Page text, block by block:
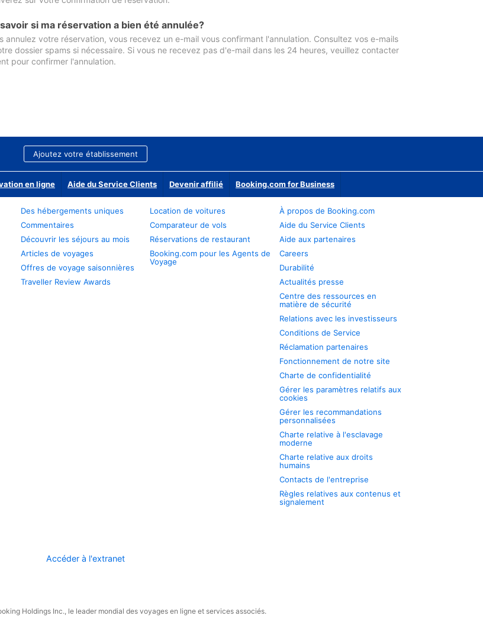
si ma réservation a bien été annulée?
annulez votre réservation, vous recevez un e-mail vous confirmant l'annulation. Consultez vos e-mails
dossier spams si nécessaire. Si vous ne recevez pas d'e-mail dans les 24 heures, veuillez contacter
pour confirmer l'annulation.
Ajoutez votre établissement
en ligne Aide du Service Clients Devenir affilié Booking.com for Business
Des hébergements uniques
Commentaires
Découvrir les séjours au mois
Articles de voyages
Offres de voyage saisonnières
Traveller Review Awards
Location de voitures
Comparateur de vols
Réservations de restaurant
Booking.com pour les Agents de
Voyage
À propos de Booking.com
Aide du Service Clients
Aide aux partenaires
Careers
Durabilité
Actualités presse
Centre des ressources en
matière de sécurité
Relations avec les investisseurs
Conditions de Service
Réclamation partenaires
Fonctionnement de notre site
Charte de confidentialité
Gérer les paramètres relatifs aux
cookies
Gérer les recommandations
personnalisées
Charte relative à l'esclavage
moderne
Charte relative aux droits
humains
Contacts de l'entreprise
Règles relatives aux contenus et
signalement
Accéder à l'extranet
Holdings Inc., le leader mondial des voyages en ligne et services associés.